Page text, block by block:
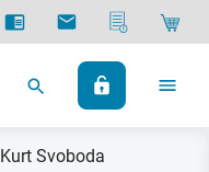
Kurt Svoboda